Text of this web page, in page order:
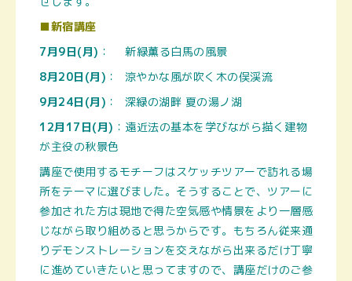
■新宿講座
7月9日(月) ： 新緑薫る白馬の風景
8月20日(月) ： 涼やかな風が吹く木の俣渓流
9月24日(月) ： 深緑の湖畔 夏の湯ノ湖
12月17日(月) ：遠近法の基本を学びながら描く建物
が主役の秋景色
講座で使用するモチーフはスケッチツアーで訪れる場
所をテーマに選びました。そうすることで、ツアーに
参加された方は現地で得た空気感や情景をより一層感
じながら取り組めると思うからです。もちろん従来通
りデモンストレーションを交えながら出来るだけ丁寧
に進めていきたいと思ってますので、講座だけのご参